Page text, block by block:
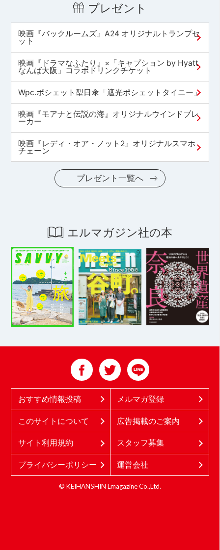
プレゼント
映画『バックルームズ』A24 オリジナルトランプセ
ット
映画『ドラマなふたり』×「キャプション by Hyatt
なんば大阪」コラボドリンクチケット
Wpc.ポシェット型日傘「遮光ポシェットタイニー」
映画『モアナと伝説の海』オリジナルウインドブレ
ーカー
映画『レディ・オア・ノット2』オリジナルスマホ
チェーン
プレゼント一覧へ
エルマガジン社の本
おすすめ情報投稿 メルマガ登録
このサイトについて 広告掲載のご案内
サイト利用規約 スタッフ募集
プライバシーポリシー 運営会社
© KEIHANSHIN Lmagazine Co.,Ltd.